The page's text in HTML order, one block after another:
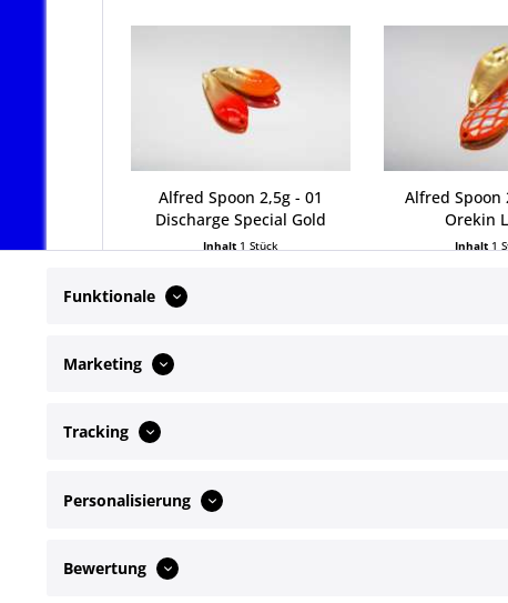
Alfred Spoon 2,5g - 01
Discharge Special Gold
Inhalt 1 Stück
Alfred Spoon
Orekin
Inhalt 1
Telefonische Unterstützung und Beratung
+49172 4649072
Funktionale
Marketing
Tracking
Personalisierung
Bewertung